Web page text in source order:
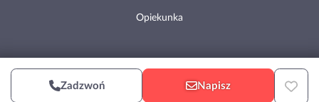
Napisz
Zadzwoń
Opiekunka
Copyright © 2002-2026 Pomocni.pl